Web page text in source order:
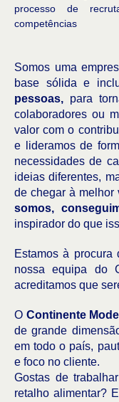
processo de
competências
Somos uma
base sólida e
pessoas, para
colaboradores ou
valor com o
e lideramos de
necessidades de
ideias diferentes,
de chegar à melhor
somos,
inspirador do que
Estamos à procura
nossa equipa do
acreditamos que
O Continente
de grande
em todo o país,
e foco no cliente.
Gostas de
retalho alimentar?